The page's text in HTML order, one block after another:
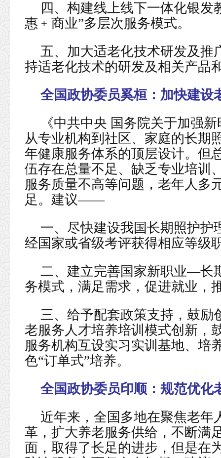
四、构建线上线下一体化银发
惠﹢商业”多层次服务模式。
五、加大适老化技术研发及推
持适老化技术的研发及相关产品
全国政协委员奚桓： 加快建设
《中共中央 国务院关于加强
从专业机构到社区、家庭的长期
年健康服务体系的顶层设计。但
伍存在总量不足、缺乏专业培训
服务质量不高等问题，老年人多
足。建议——
一、尽快建设我国长期照护护
经国家或省级考评获得相应等级
二、建立完善国家新职业—长
务模式，满足需求，促进就业，
三、给予配套政策支持，鼓励
老服务人才培养培训模式创新，
服务机构互设实习实训基地、培
色“订单式”培养。
全国政协委员印顺： 规范优化
近年来，全国多地在聚焦老年
革，扩大养老服务供给，不断满
面，取得了长足的进步，但是在